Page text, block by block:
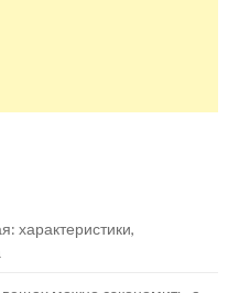
характеристики,